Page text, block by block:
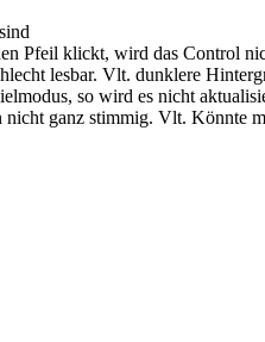
Pfeil klickt, wird das Control
lesbar. Vlt. dunklere
so wird es nicht
ganz stimmig. Vlt. Könnte